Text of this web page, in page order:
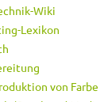
Wiki
Lexikon
von Farbe